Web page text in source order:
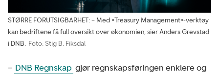
STØRRE FORUTSIGBARHET: – Med «Treasury Management»-verktøy
kan bedriftene få full oversikt over økonomien, sier Anders Grevstad
i DNB. Foto: Stig B. Fiksdal
– DNB Regnskap gjør regnskapsføringen enklere og